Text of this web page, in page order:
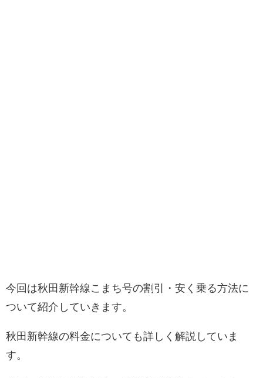
今回は秋田新幹線こまち号の割引・安く乗る方法に
ついて紹介していきます。
秋田新幹線の料金についても詳しく解説していま
す。